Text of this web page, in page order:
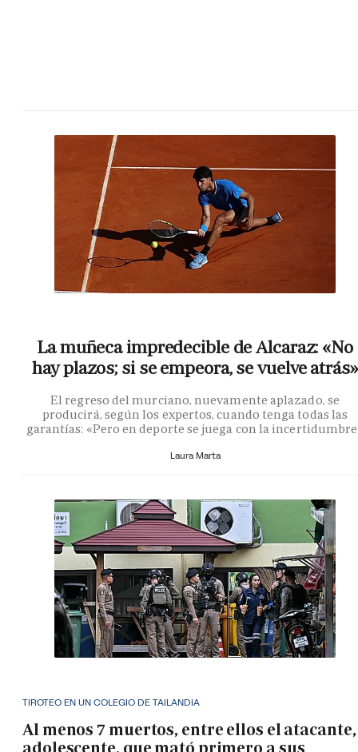
La muñeca impredecible de Alcaraz: «No
hay plazos; si se empeora, se vuelve atrás»
El regreso del murciano, nuevamente aplazado, se
producirá, según los expertos, cuando tenga todas las
garantías: «Pero en deporte se juega con la
Laura Marta
TIROTEO EN UN COLEGIO DE TAILANDIA
Al menos 7 muertos, entre ellos el atacante,